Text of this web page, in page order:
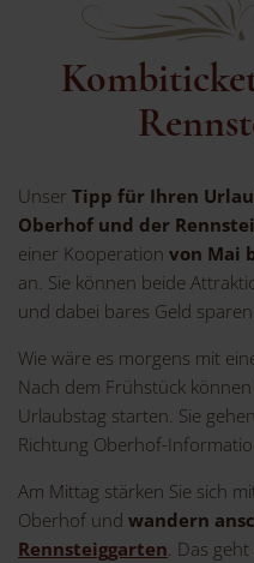
Unser Tipp für Ihren
Oberhof und der
einer Kooperation von Mai
an. Sie können beide
und dabei bares Geld sparen.
Wie wäre es morgens mit
Nach dem Frühstück
Urlaubstag starten. Sie
Richtung Oberhof-
Am Mittag stärken Sie sich
Oberhof und wandern
Rennsteiggarten. Das